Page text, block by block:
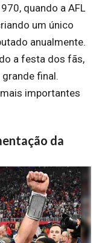
quando a AFL
um único
anualmente.
a festa dos fãs,
final.
importantes
da